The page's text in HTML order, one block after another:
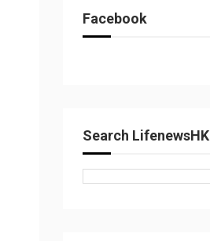
Facebook
Search LifenewsHK